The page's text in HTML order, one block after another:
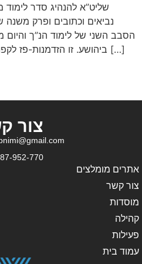
שליט”א להנהיג סדר
נביאים וכתובים ופרק משנה
הסבב השני של לימוד הנ”ך
ביהושע. זו הזדמנות-פז לקפוץ על העגלה, להצטרף ללימוד […]
אתרים מומלצים
צור קשר
מוסדות
קהילה
פעילות
עמוד בית
צור
952-770